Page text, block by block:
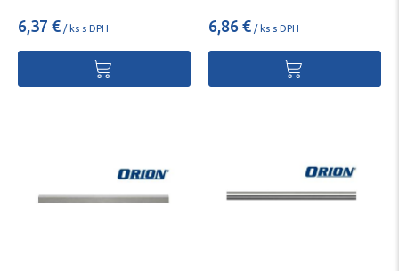
6,37 € / ks s DPH 6,86 € / ks s DPH